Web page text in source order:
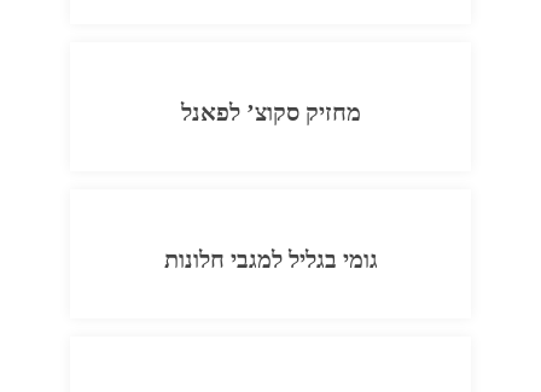
מחזיק סקוצ’ לפאנל
גומי בגליל למגבי חלונות